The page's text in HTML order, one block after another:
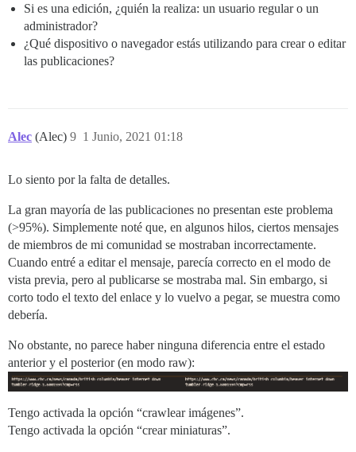
Si es una edición, ¿quién la realiza: un usuario regular o un
administrador?
¿Qué dispositivo o navegador estás utilizando para crear o editar
las publicaciones?
Alec (Alec) 1 Junio, 2021 01:18
9
Lo siento por la falta de detalles.
La gran mayoría de las publicaciones no presentan este problema
(>95%). Simplemente noté que, en algunos hilos, ciertos mensajes
de miembros de mi comunidad se mostraban incorrectamente.
Cuando entré a editar el mensaje, parecía correcto en el modo de
vista previa, pero al publicarse se mostraba mal. Sin embargo, si
corto todo el texto del enlace y lo vuelvo a pegar, se muestra como
debería.
No obstante, no parece haber ninguna diferencia entre el estado
anterior y el posterior (en modo raw):
Tengo activada la opción “crawlear imágenes”.
Tengo activada la opción “crear miniaturas”.